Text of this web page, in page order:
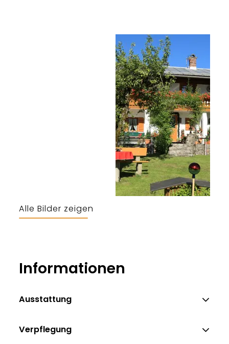
Alle Bilder zeigen
Informationen
Ausstattung
Verpflegung